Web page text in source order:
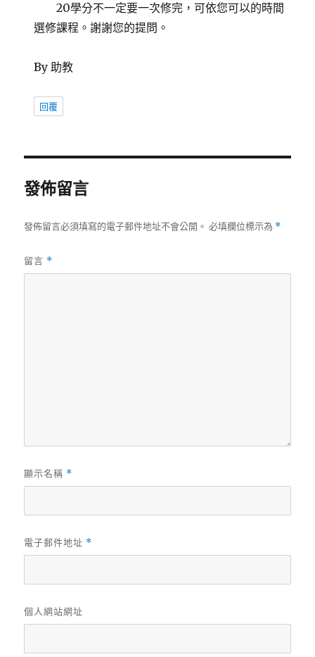
20學分不一定要一次修完，可依您可以的時間
選修課程。謝謝您的提問。
By 助教
回覆
發佈留言
發佈留言必須填寫的電子郵件地址不會公開。 必填欄位標示為 *
留言 *
顯示名稱 *
電子郵件地址 *
個人網站網址